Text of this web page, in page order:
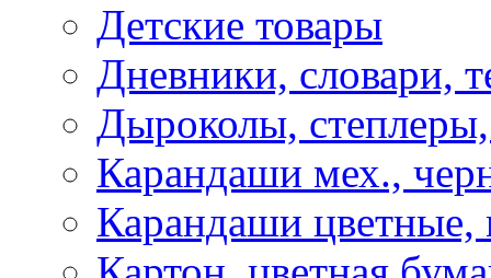
Детские товары
Дневники, словари,
Дыроколы,
Карандаши мех.,
Карандаши цветные,